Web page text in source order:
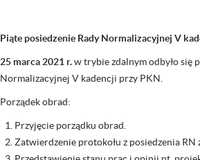
Piąte posiedzenie Rady Normalizacyjnej V
25 marca 2021 r.w trybie zdalnym odbyło się
Normalizacyjnej V kadencji przy PKN.
Porządek obrad:
Przyjęcie porządku obrad.
Zatwierdzenie protokołu z posiedzenia RN